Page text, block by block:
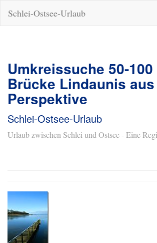
Schlei-Ostsee-Urlaub
Umkreissuche 50-100
Brücke Lindaunis
Perspektive
Schlei-Ostsee-Urlaub
Urlaub zwischen Schlei und Ostsee - Eine